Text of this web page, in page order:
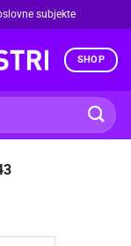
subjekte
SHOP